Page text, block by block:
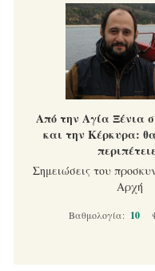
Από την Αγία Ξένια
και την Κέρκυρα:
Σημειώσεις του
Αρχή
Βαθμολογία: 10